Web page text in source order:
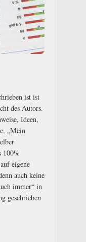
ist ist
des Autors.
Ideen,
„Mein
100%
eigene
auch keine
immer“ in
geschrieben